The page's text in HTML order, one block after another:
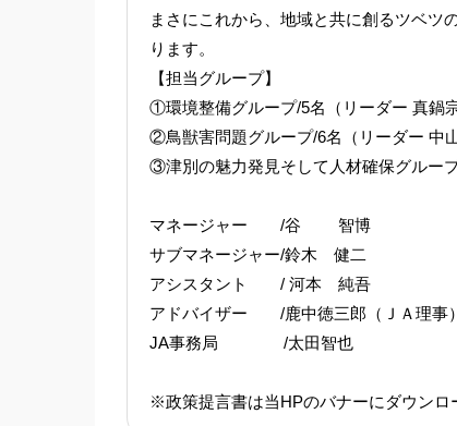
まさにこれから、地域と共に創るツベ
ります。
【担当グループ】
①環境整備グループ/5名（リーダー 真鍋宗
②鳥獣害問題グループ/6名（リーダー 中山
③津別の魅力発見そして人材確保グルー
マネージャー /谷 智博
サブマネージャー/鈴木 健二
アシスタント / 河本 純吾
アドバイザー /鹿中徳三郎（ＪＡ理事
JA事務局 /太田智也
※政策提言書は当HPのバナーにダウンロ